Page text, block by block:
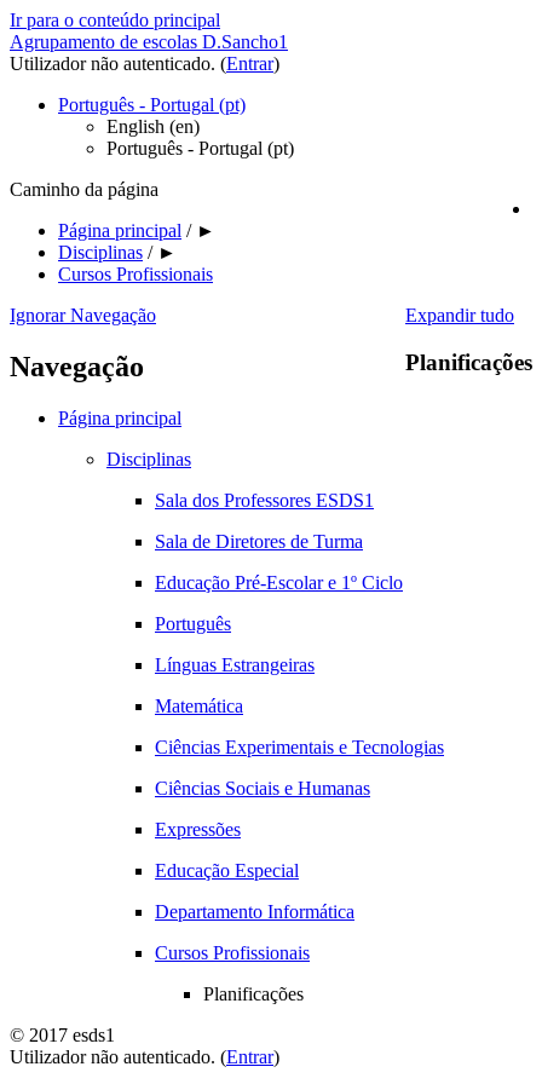
Ir para o conteúdo principal
Agrupamento de escolas D.Sancho1
Utilizador não autenticado. (Entrar)
Português - Portugal ‎(pt)‎
English ‎(en)‎
Português - Portugal ‎(pt)‎
Caminho da página
Página principal / ►
Disciplinas / ►
Cursos Profissionais
Expandir tudo
Planificações
Ignorar Navegação
Navegação
Página principal
Disciplinas
Sala dos Professores ESDS1
Sala de Diretores de Turma
Educação Pré-Escolar e 1º Ciclo
Português
Línguas Estrangeiras
Matemática
Ciências Experimentais e Tecnologias
Ciências Sociais e Humanas
Expressões
Educação Especial
Departamento Informática
Cursos Profissionais
Planificações
© 2017 esds1
Utilizador não autenticado. (Entrar)